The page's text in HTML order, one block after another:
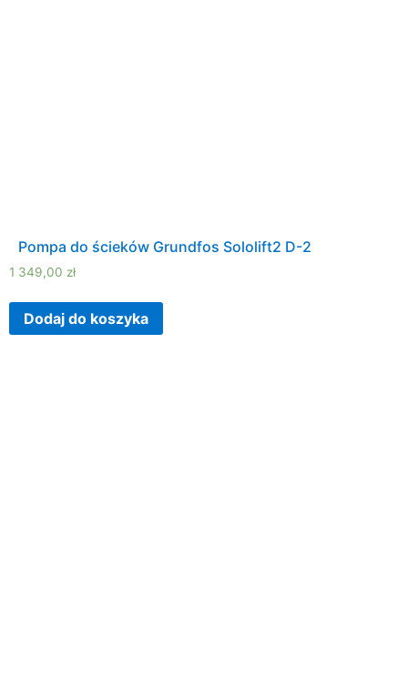
Pompa do ścieków Grundfos Sololift2 D-2
1 349,00 zł
Dodaj do koszyka